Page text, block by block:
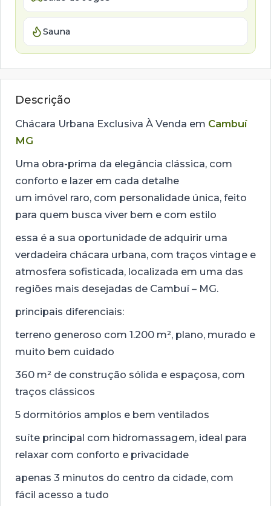
Sauna
Descrição
Chácara Urbana Exclusiva À Venda em Cambuí
MG
Uma obra-prima da elegância clássica, com
conforto e lazer em cada detalhe
um imóvel raro, com personalidade única, feito
para quem busca viver bem e com estilo
essa é a sua oportunidade de adquirir uma
verdadeira chácara urbana, com traços vintage e
atmosfera sofisticada, localizada em uma das
regiões mais desejadas de Cambuí – MG.
principais diferenciais:
terreno generoso com 1.200 m², plano, murado e
muito bem cuidado
360 m² de construção sólida e espaçosa, com
traços clássicos
5 dormitórios amplos e bem ventilados
suíte principal com hidromassagem, ideal para
relaxar com conforto e privacidade
apenas 3 minutos do centro da cidade, com
fácil acesso a tudo